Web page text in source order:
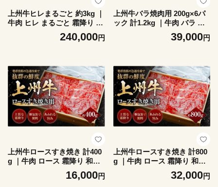
上州牛ヒレまるごと 約3kg ｜
牛肉 ヒレ まるごと 霜降り 和
牛 高級 ぜいたく 贅沢 特別
牛 すき焼き 炒め物 ブランド
前橋市
240,000円
上州牛バラ焼肉用 200g×6パ
ック 計1.2kg ｜牛肉 バラ 霜
降り 和牛 高級 ぜいたく 贅沢
特別 牛 焼肉 炒め物 ブランド
前橋市
39,000円
上州牛ロースすき焼き 計400
g ｜牛肉 ロース 霜降り 和牛
高級 ぜいたく 贅沢 特別 牛
すき焼き 炒め物 ブランド牛
16,000円
上州牛ロースすき焼き 計800
g ｜牛肉 ロース 霜降り 和牛
高級 ぜいたく 贅沢 特別 牛
すき焼き 炒め物 ブランド牛
32,000円